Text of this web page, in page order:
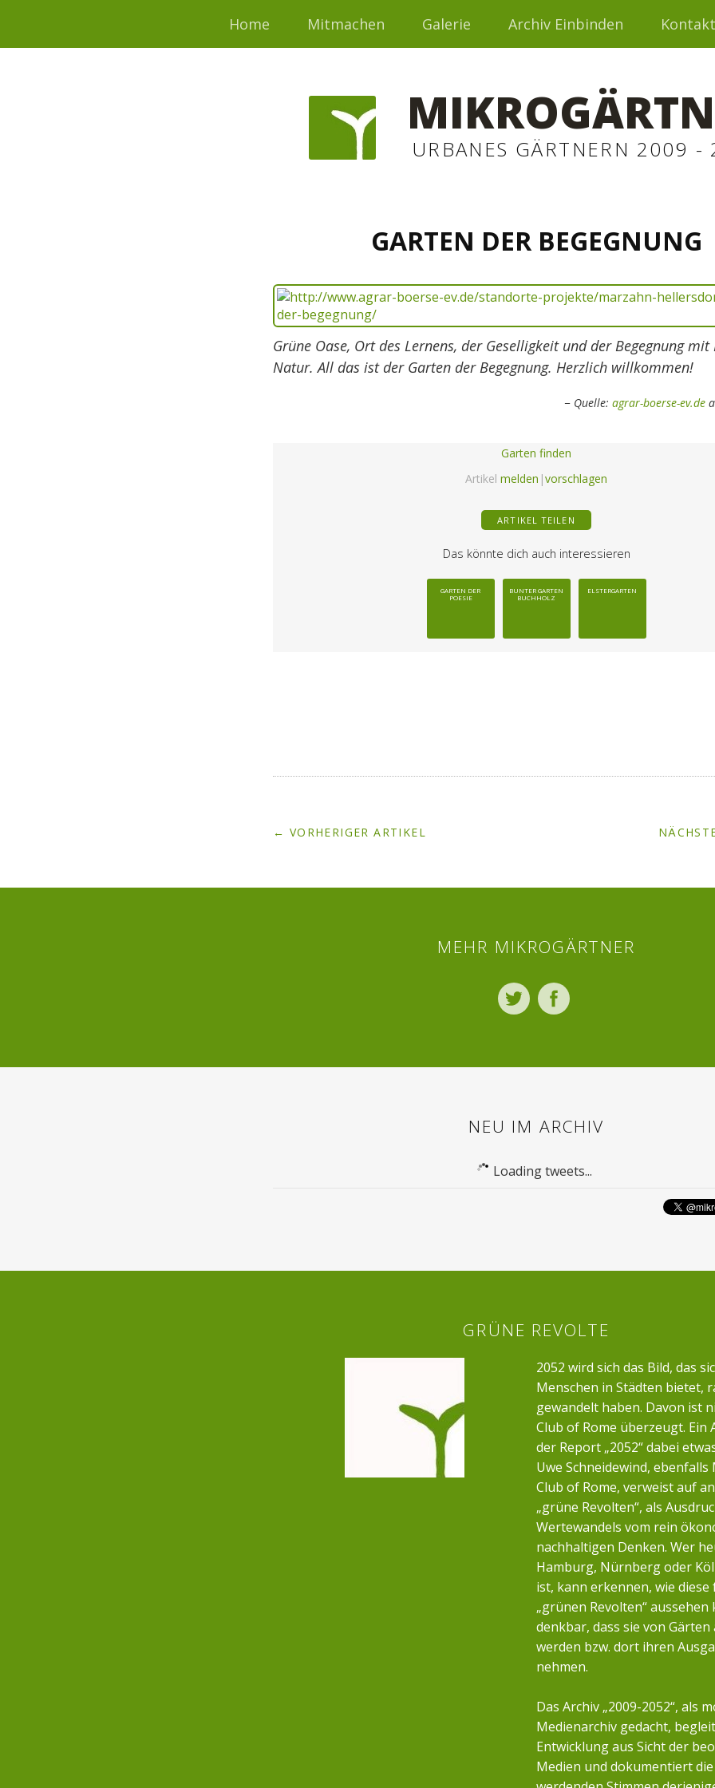
Home Mitmachen Galerie Archiv Einbinden Kontakt
URBANES GÄRTNERN 2009 -
GARTEN DER BEGEGNUNG
Grüne Oase, Ort des Lernens, der Geselligkeit und der Begegnung mit
Natur. All das ist der Garten der Begegnung. Herzlich willkommen!
Quelle: agrar-boerse-ev.de
Garten finden
Artikel melden |vorschlagen
ARTIKEL TEILEN
Das könnte dich auch interessieren
GARTEN DER
POESIE
BUNTER GARTEN
BUCHHOLZ
ELSTERGARTEN
← VORHERIGER ARTIKEL
MEHR MIKROGÄRTNER
Twitter
NEU IM ARCHIV
Loading tweets...
GRÜNE REVOLTE
2052 wird sich das Bild, das
Menschen in Städten bietet,
gewandelt haben. Davon ist
Club of Rome überzeugt. Ein
der Report „2052“ dabei
Uwe Schneidewind, ebenfalls
Club of Rome, verweist auf
„grüne Revolten“, als
Wertewandels vom rein
nachhaltigen Denken. Wer
Hamburg, Nürnberg oder
ist, kann erkennen, wie diese
„grünen Revolten“ aussehen
denkbar, dass sie von
werden bzw. dort ihren
nehmen.
Das Archiv „2009-2052“, als
Medienarchiv gedacht,
Entwicklung aus Sicht der
Medien und dokumentiert